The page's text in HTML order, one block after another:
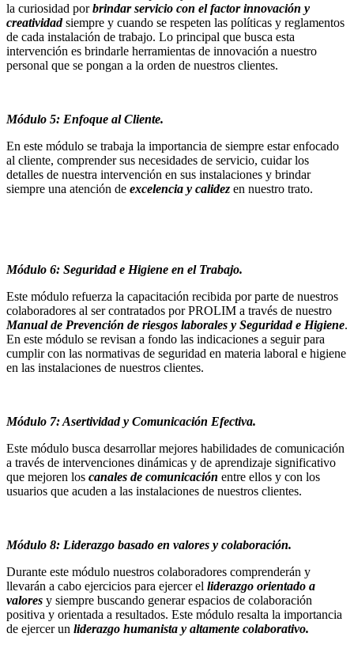
la curiosidad porbrindar servicio con el factor innovación y
creatividadsiempre y cuando se respeten las políticas y reglamentos
de cada instalación de trabajo. Lo principal que busca esta
intervención es brindarle herramientas de innovación a nuestro
personal que se pongan a la orden de nuestros clientes.
Módulo 5: Enfoque al Cliente.
En este módulo se trabaja la importancia de siempre estar enfocado
al cliente, comprender sus necesidades de servicio, cuidar los
detalles de nuestra intervención en sus instalaciones y brindar
siempre una atención de excelencia y calidez en nuestro trato.
Módulo 6: Seguridad e Higiene en el Trabajo.
Este módulo refuerza la capacitación recibida por parte de nuestros
colaboradores al ser contratados por PROLIM a través de nuestro
Manual de Prevención de riesgos laborales y Seguridad e Higiene.
En este módulo se revisan a fondo las indicaciones a seguir para
cumplir con las normativas de seguridad en materia laboral e higiene
en las instalaciones de nuestros clientes.
Módulo 7: Asertividad y Comunicación Efectiva.
Este módulo busca desarrollar mejores habilidades de comunicación
a través de intervenciones dinámicas y de aprendizaje significativo
que mejoren los canales de comunicación entre ellos y con los
usuarios que acuden a las instalaciones de nuestros clientes.
Módulo 8: Liderazgo basado en valores y colaboración.
Durante este módulo nuestros colaboradores comprenderán y
llevarán a cabo ejercicios para ejercer el liderazgo orientado a
valores y siempre buscando generar espacios de colaboración
positiva y orientada a resultados. Este módulo resalta la importancia
de ejercer un liderazgo humanista y altamente colaborativo.